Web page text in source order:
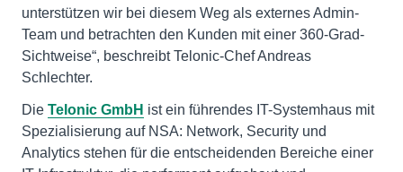
unterstützen wir bei diesem Weg als externes Admin-
Team und betrachten den Kunden mit einer 360-Grad-
Sichtweise“, beschreibt Telonic-Chef Andreas
Schlechter.
Die Telonic GmbH ist ein führendes IT-Systemhaus mit
Spezialisierung auf NSA: Network, Security und
Analytics stehen für die entscheidenden Bereiche einer